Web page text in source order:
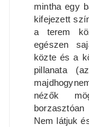
mintha egy
kifejezett
a terem
egészen
közte és a
pillanata
nézők
Nem látjuk